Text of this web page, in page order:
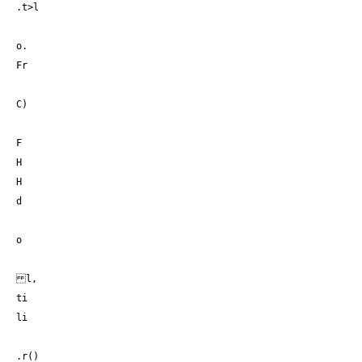
.t>l
o.
Fr
C)
F
H
H
d
o
l,
ti
li
.r()